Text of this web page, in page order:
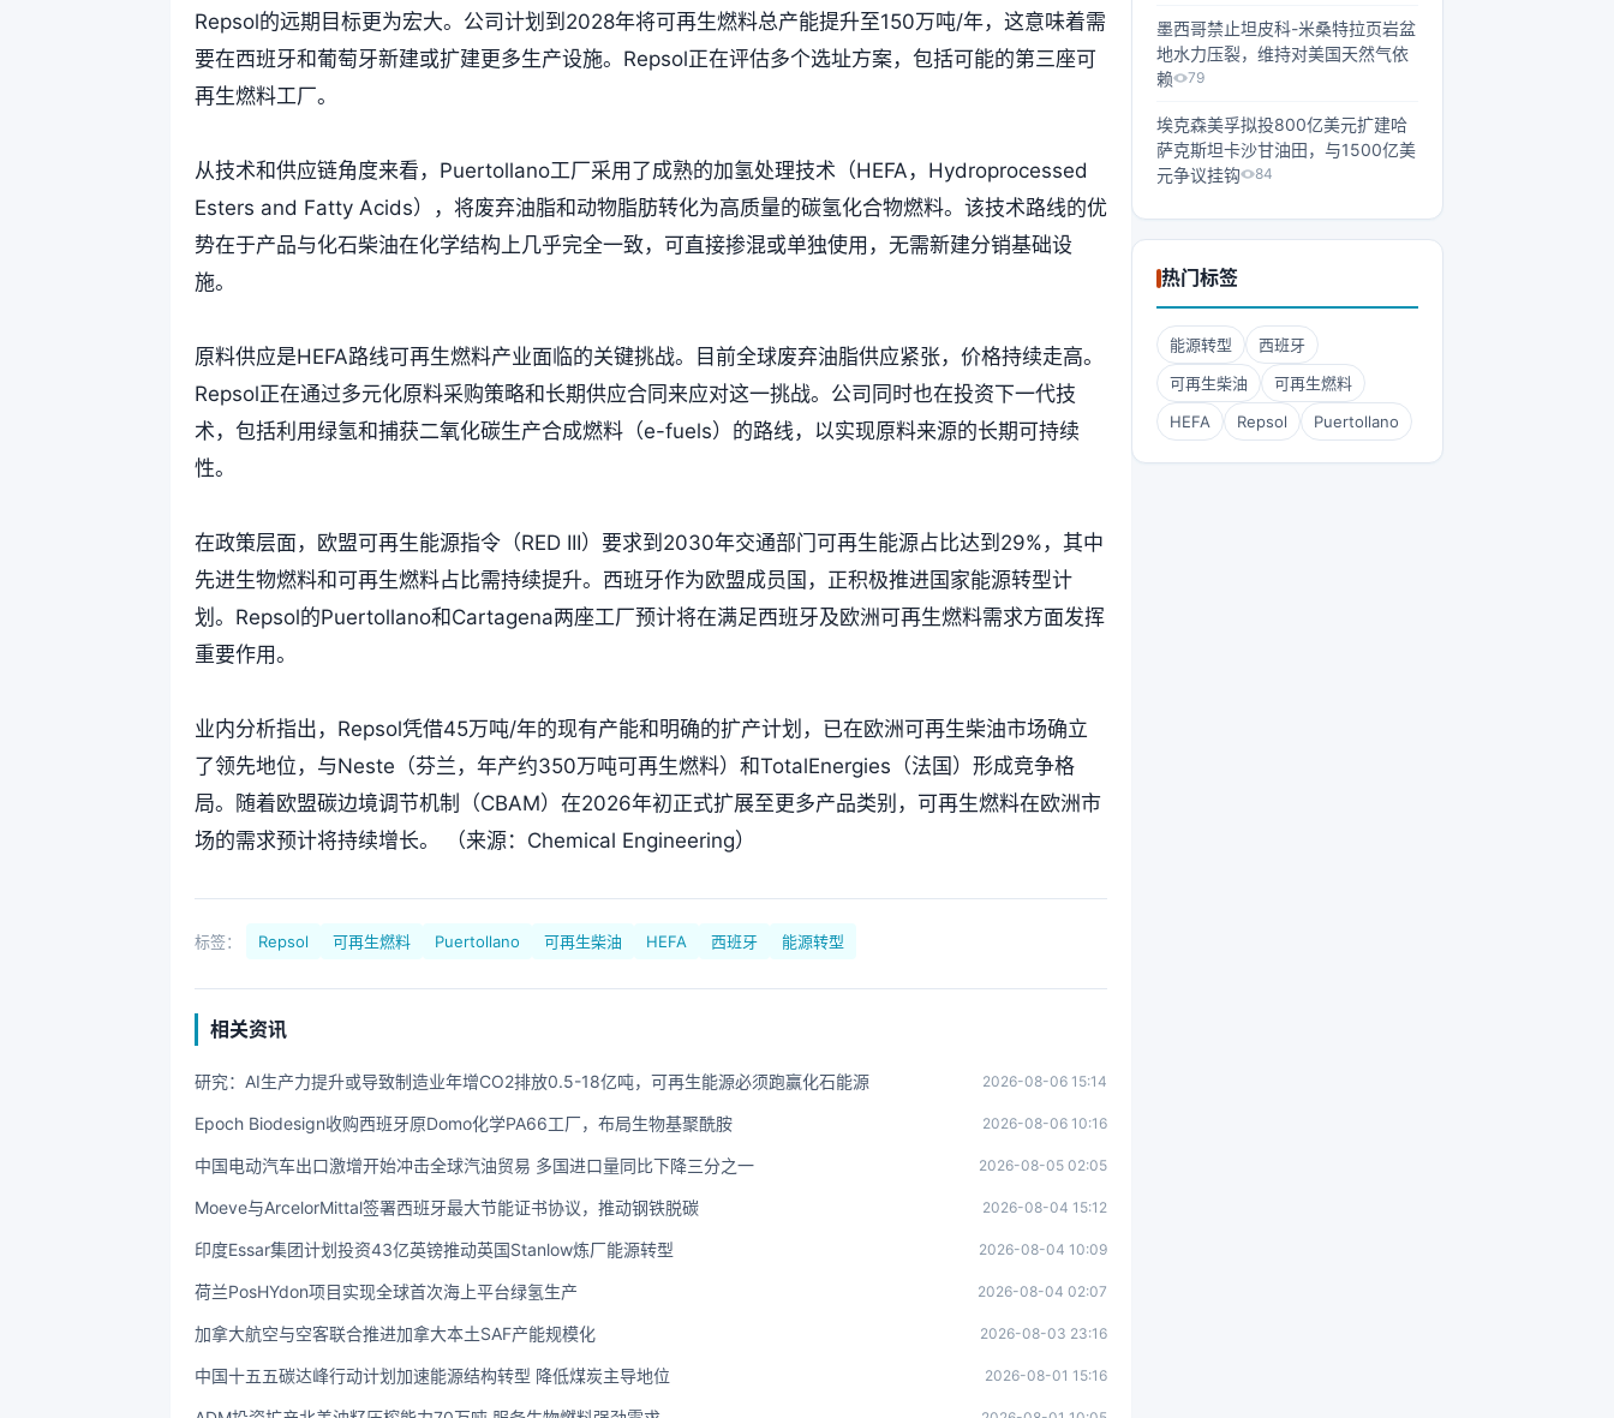
Repsol的远期目标更为宏大。公司计划到2028年将可再生燃料总产能提升至150万吨/年，这意味着需
要在西班牙和葡萄牙新建或扩建更多生产设施。Repsol正在评估多个选址方案，包括可能的第三座可
再生燃料工厂。
从技术和供应链角度来看，Puertollano工厂采用了成熟的加氢处理技术（HEFA，Hydroprocessed
Esters and Fatty Acids），将废弃油脂和动物脂肪转化为高质量的碳氢化合物燃料。该技术路线的优
势在于产品与化石柴油在化学结构上几乎完全一致，可直接掺混或单独使用，无需新建分销基础设
施。
原料供应是HEFA路线可再生燃料产业面临的关键挑战。目前全球废弃油脂供应紧张，价格持续走高。
Repsol正在通过多元化原料采购策略和长期供应合同来应对这一挑战。公司同时也在投资下一代技
术，包括利用绿氢和捕获二氧化碳生产合成燃料（e-fuels）的路线，以实现原料来源的长期可持续
性。
在政策层面，欧盟可再生能源指令（RED III）要求到2030年交通部门可再生能源占比达到29%，其中
先进生物燃料和可再生燃料占比需持续提升。西班牙作为欧盟成员国，正积极推进国家能源转型计
划。Repsol的Puertollano和Cartagena两座工厂预计将在满足西班牙及欧洲可再生燃料需求方面发挥
重要作用。
业内分析指出，Repsol凭借45万吨/年的现有产能和明确的扩产计划，已在欧洲可再生柴油市场确立
了领先地位，与Neste（芬兰，年产约350万吨可再生燃料）和TotalEnergies（法国）形成竞争格
局。随着欧盟碳边境调节机制（CBAM）在2026年初正式扩展至更多产品类别，可再生燃料在欧洲市
场的需求预计将持续增长。 （来源：Chemical Engineering）
标签： Repsol 可再生燃料 Puertollano 可再生柴油 HEFA 西班牙 能源转型
相关资讯
研究：AI生产力提升或导致制造业年增CO2排放0.5-18亿吨，可再生能源必须跑赢化石能源 2026-08-06 15:14
Epoch Biodesign收购西班牙原Domo化学PA66工厂，布局生物基聚酰胺 2026-08-06 10:16
中国电动汽车出口激增开始冲击全球汽油贸易 多国进口量同比下降三分之一 2026-08-05 02:05
Moeve与ArcelorMittal签署西班牙最大节能证书协议，推动钢铁脱碳 2026-08-04 15:12
印度Essar集团计划投资43亿英镑推动英国Stanlow炼厂能源转型 2026-08-04 10:09
荷兰PosHYdon项目实现全球首次海上平台绿氢生产 2026-08-04 02:07
加拿大航空与空客联合推进加拿大本土SAF产能规模化 2026-08-03 23:16
中国十五五碳达峰行动计划加速能源结构转型 降低煤炭主导地位 2026-08-01 15:16
墨西哥禁止坦皮科-米桑特拉页岩盆
地水力压裂，维持对美国天然气依
赖
79
埃克森美孚拟投800亿美元扩建哈
萨克斯坦卡沙甘油田，与1500亿美
元争议挂钩
84
热门标签
能源转型
西班牙
可再生柴油
可再生燃料
HEFA
Repsol Puertollano